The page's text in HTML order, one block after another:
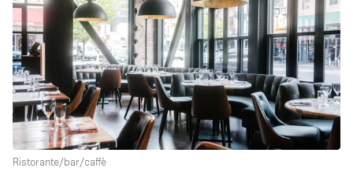
Ristorante/bar/caffè